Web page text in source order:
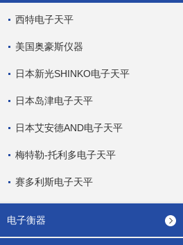
西特电子天平
美国奥豪斯仪器
日本新光SHINKO电子天平
日本岛津电子天平
日本艾安德AND电子天平
梅特勒-托利多电子天平
赛多利斯电子天平
电子衡器